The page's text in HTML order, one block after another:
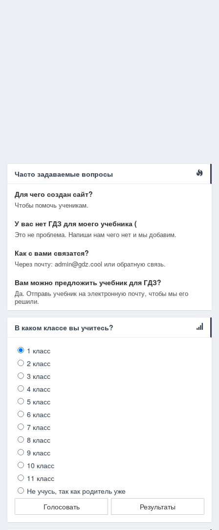
Часто задаваемые вопросы
Для чего создан сайт?
Чтобы помочь ученикам.
У вас нет ГДЗ для моего учебника (
Это не проблема. Напиши нам чего нет и мы добавим.
Как с вами связатся?
Через почту: admin@gdz.cool или обратную связь.
Вам можно предложить учебник для ГДЗ?
Да. Отправь учебник на электронную почту, чтобы мы его
решили.
В каком классе вы учитесь?
1 класс
2 класс
3 класс
4 класс
5 класс
6 класс
7 класс
8 класс
9 класс
10 класс
11 класс
Не учусь, так как родитель уже
Голосовать
Результаты